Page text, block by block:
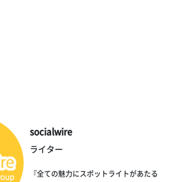
socialwire
ライター
『全ての魅力にスポットライトがあたる